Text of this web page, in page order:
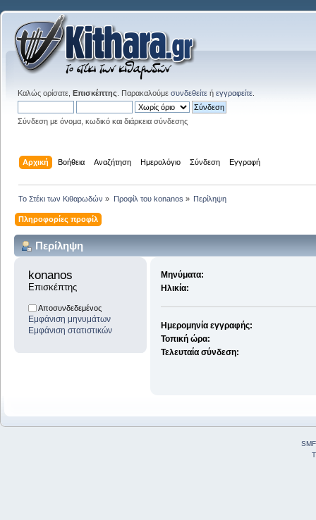
Καλώς ορίσατε, Επισκέπτης . Παρακαλούμε συνδεθείτε ή εγγραφείτε
Σύνδεση με όνομα, κωδικό και διάρκεια σύνδεσης
Αρχική Βοήθεια Αναζήτηση Ημερολόγιο Σύνδεση Εγγραφή
Το Στέκι των Κιθαρωδών » Προφίλ του konanos » Περίληψη
Πληροφορίες προφίλ
Περίληψη
konanos
Επισκέπτης
Αποσυνδεδεμένος
Εμφάνιση μηνυμάτων
Εμφάνιση στατιστικών
Μηνύματα:
Ηλικία:
Ημερομηνία εγγραφής:
Τοπική ώρα:
Τελευταία σύνδεση: